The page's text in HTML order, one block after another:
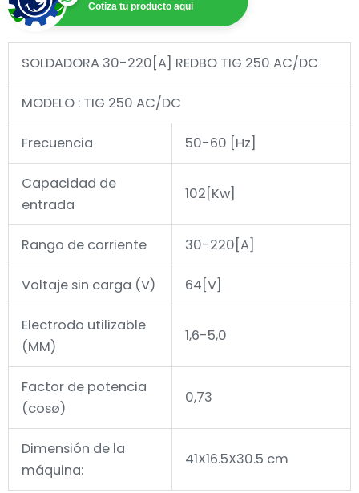
Cotiza tu producto aqui
SOLDADORA 30-220[A] REDBO TIG 250 AC/DC
MODELO : TIG 250 AC/DC
Frecuencia 50-60 [Hz]
Capacidad de
entrada
102[Kw]
Rango de corriente 30-220[A]
Voltaje sin carga (V) 64[V]
Electrodo utilizable
(MM)
1,6-5,0
Factor de potencia
(cosø)
0,73
Dimensión de la
máquina:
41X16.5X30.5 cm